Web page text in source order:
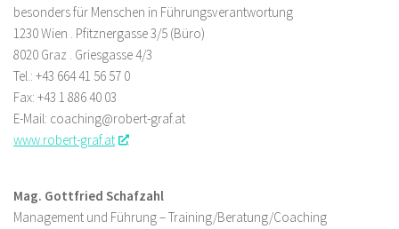
besonders für Menschen in Führungsverantwortung
1230 Wien . Pfitznergasse 3/5 (Büro)
8020 Graz . Griesgasse 4/3
Tel.: +43 664 41 56 57 0
Fax: +43 1 886 40 03
E-Mail: coaching@robert-graf.at
www.robert-graf.at
Mag. Gottfried Schafzahl
Management und Führung – Training/Beratung/Coaching